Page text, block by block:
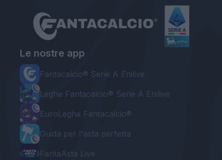
Le nostre app
Fantacalcio® Serie A Enilive
Leghe Fantacalcio® Serie A Enilive
EuroLeghe Fantacalcio®
Guida per l'asta perfetta
FantaAsta Live